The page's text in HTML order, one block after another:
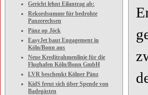
Gericht lehnt Eilantrag ab:
Rekordsumme für bedrohte
Panzerechsen
Pänz op Jöck
EasyJet baut Engagement in
Köln/Bonn aus
Neue Kreditrahmenlinie für die
Flughafen Köln/Bonn GmbH
LVR beschenkt Kölner Pänz
KidS freut sich über Spende von
Badegästen